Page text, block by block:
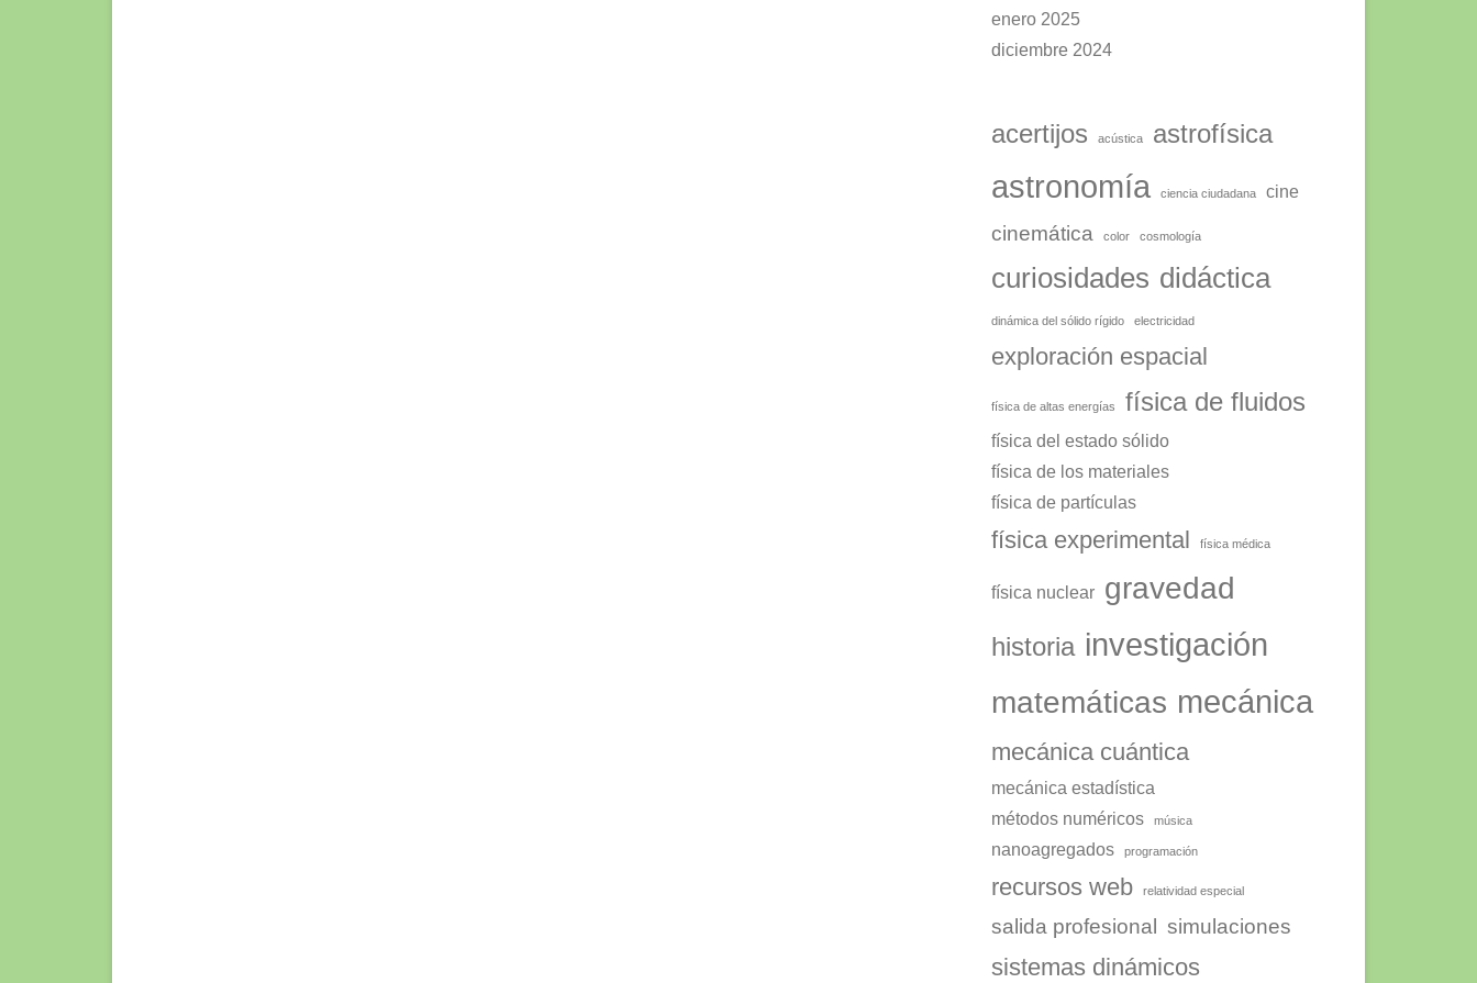
enero 2025
diciembre 2024
acertijos acústica astrofísica
astronomía ciencia ciudadana cine
cinemática color cosmología
curiosidades didáctica
dinámica del sólido rígido electricidad
exploración espacial
física de altas energías física de fluidos
física del estado sólido
física de los materiales
física de partículas
física experimental física médica
física nuclear gravedad
historia investigación
matemáticas mecánica
mecánica cuántica
mecánica estadística
métodos numéricos
música
nanoagregados programación
recursos web relatividad especial
salida profesional simulaciones
sistemas dinámicos